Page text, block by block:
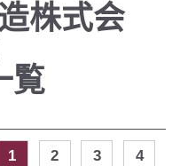
株式会
覧
1 2 3 4